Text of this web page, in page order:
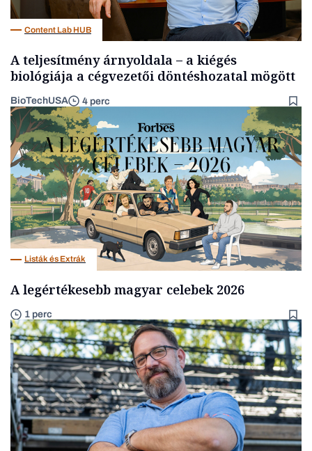
Content Lab HUB
A teljesítmény árnyoldala – a kiégés
biológiája a cégvezetői döntéshozatal mögött
BioTechUSA 4 perc
Listák és Extrák
A legértékesebb magyar celebek 2026
1 perc